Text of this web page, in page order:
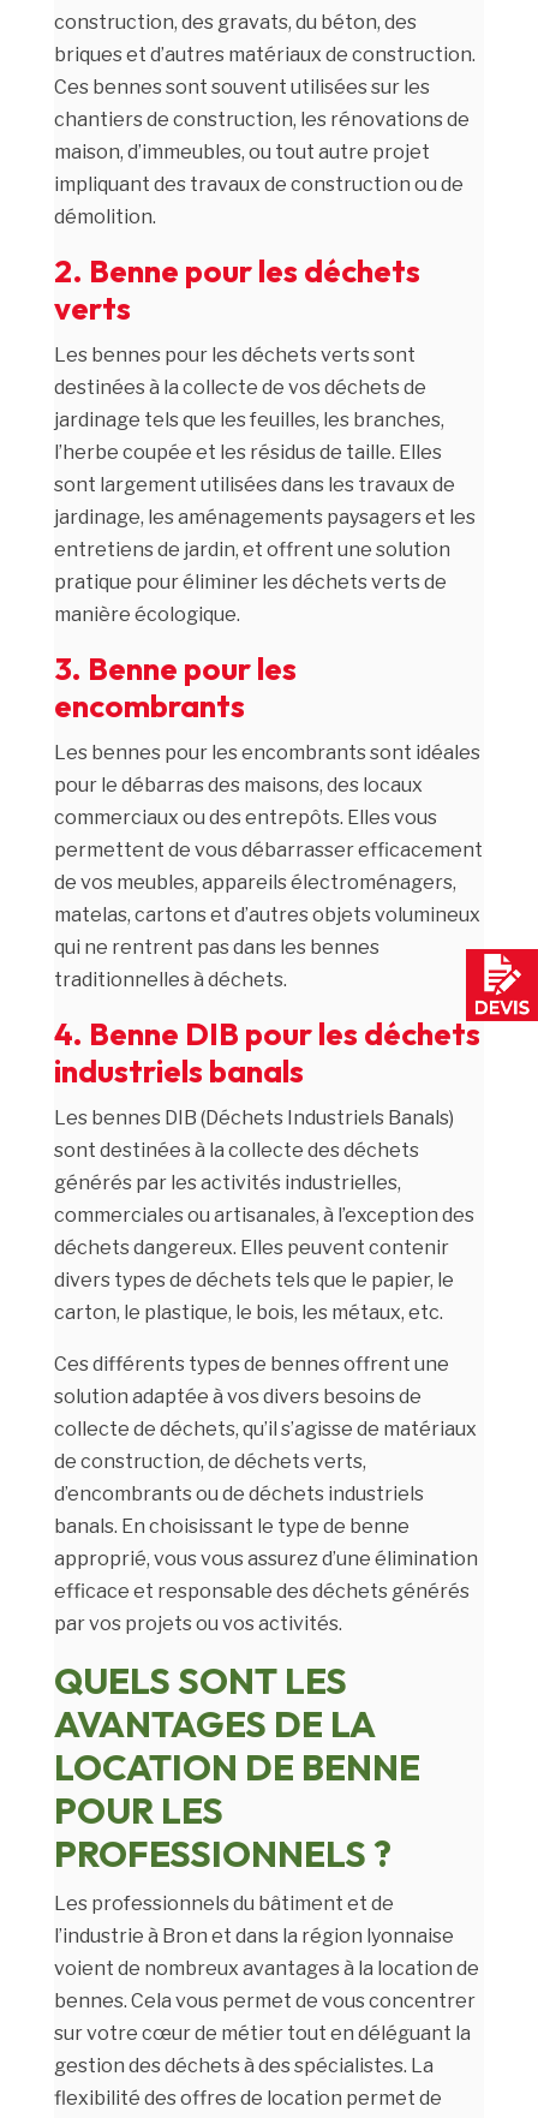
construction, des gravats, du béton, des
briques et d’autres matériaux de construction.
Ces bennes sont souvent utilisées sur les
chantiers de construction, les rénovations de
maison, d’immeubles, ou tout autre projet
impliquant des travaux de construction ou de
démolition.
2. Benne pour les déchets
verts
Les bennes pour les déchets verts sont
destinées à la collecte de vos déchets de
jardinage tels que les feuilles, les branches,
l’herbe coupée et les résidus de taille. Elles
sont largement utilisées dans les travaux de
jardinage, les aménagements paysagers et les
entretiens de jardin, et offrent une solution
pratique pour éliminer les déchets verts de
manière écologique.
3. Benne pour les
encombrants
Les bennes pour les encombrants sont idéales
pour le débarras des maisons, des locaux
commerciaux ou des entrepôts. Elles vous
permettent de vous débarrasser efficacement
de vos meubles, appareils électroménagers,
matelas, cartons et d’autres objets volumineux
qui ne rentrent pas dans les bennes
traditionnelles à déchets.
4. Benne DIB pour les déchets
industriels banals
Les bennes DIB (Déchets Industriels Banals)
sont destinées à la collecte des déchets
générés par les activités industrielles,
commerciales ou artisanales, à l’exception des
déchets dangereux. Elles peuvent contenir
divers types de déchets tels que le papier, le
carton, le plastique, le bois, les métaux, etc.
Ces différents types de bennes offrent une
solution adaptée à vos divers besoins de
collecte de déchets, qu’il s’agisse de matériaux
de construction, de déchets verts,
d’encombrants ou de déchets industriels
banals. En choisissant le type de benne
approprié, vous vous assurez d’une élimination
efficace et responsable des déchets générés
par vos projets ou vos activités.
QUELS SONT LES
AVANTAGES DE LA
LOCATION DE BENNE
POUR LES
PROFESSIONNELS ?
Les professionnels du bâtiment et de
l’industrie à Bron et dans la région lyonnaise
voient de nombreux avantages à la location de
bennes. Cela vous permet de vous concentrer
sur votre cœur de métier tout en déléguant la
gestion des déchets à des spécialistes. La
flexibilité des offres de location permet de